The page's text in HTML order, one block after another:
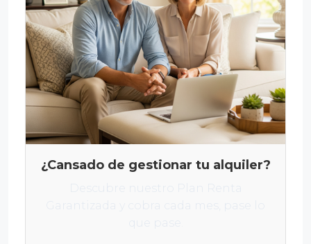
¿Cansado de gestionar tu alquiler?